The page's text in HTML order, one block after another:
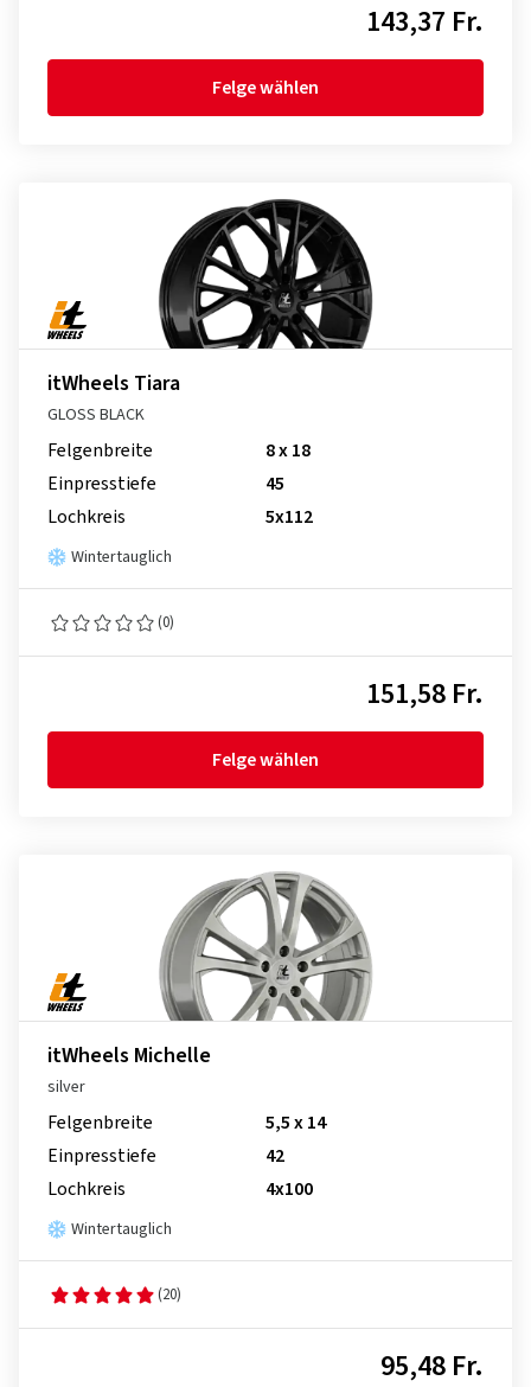
143,37 Fr.
Felge wählen
itWheels Tiara
GLOSS BLACK
Felgenbreite
8 x 18
Einpresstiefe
45
Lochkreis
5x112
Wintertauglich
(0)
151,58 Fr.
Felge wählen
itWheels Michelle
silver
Felgenbreite
5,5 x 14
Einpresstiefe
42
Lochkreis
4x100
Wintertauglich
(20)
95,48 Fr.